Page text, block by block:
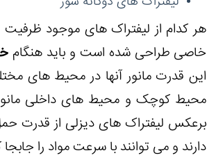
هر کدام از لیفتراک های موجود
خاصی طراحی شده است و باید هنگام
این قدرت مانور آنها در محیط های
محیط کوچک و محیط های داخلی مانور
برعکس لیفتراک های دیزلی از قدرت
دارند و می توانند با سرعت مواد را جابجا